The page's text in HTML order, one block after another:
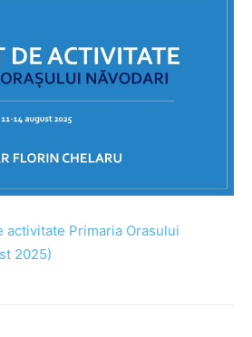
activitate Primaria Orasului
2025)